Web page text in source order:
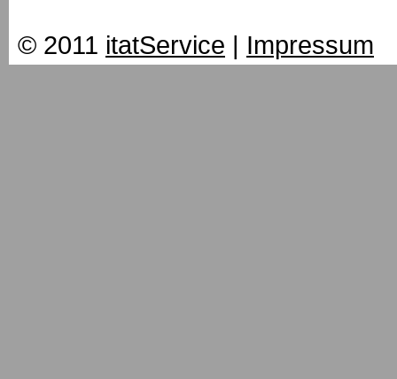
© 2011 itatService | Impressum